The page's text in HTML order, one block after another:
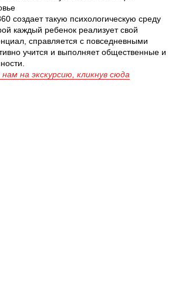
создает такую психологическую среду
каждый ребенок реализует свой
справляется с повседневными
учится и выполняет общественные и
на экскурсию, кликнув сюда